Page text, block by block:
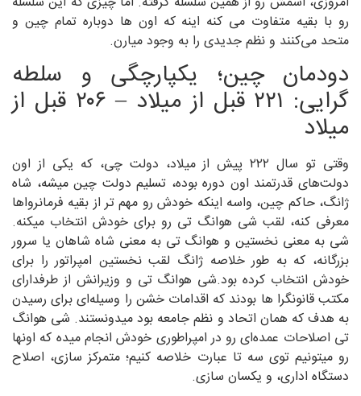
رو با بقیه متفاوت می کنه اینه که اون ها دوباره تمام چین و
متحد می‌کنند و نظم جدیدی را به وجود میارن.
دودمان چین؛ یکپارچگی و سلطه
گرایی: ۲۲۱ قبل از میلاد – ۲۰۶ قبل از
میلاد
وقتی تو سال ۲۲۲ پیش از میلاد، دولت چی، که یکی از اون
دولت‌های قدرتمند اون دوره بوده، تسلیم دولت چین میشه، شاه
ژانگ، حاکم چین، واسه اینکه خودش رو مهم تر از بقیه فرمانرواها
معرفی کنه، لقب شی هوانگ تی رو برای خودش انتخاب میکنه.
شی به معنی نخستین و هوانگ تی به معنی شاه شاهان یا سرور
بزرگانه، که به طور خلاصه ژانگ لقب نخستین امپراتور را برای
خودش انتخاب کرده بود.شی هوانگ تی و وزیرانش از طرفدارای
مکتب قانونگرا ها بودند که اقدامات خشن را وسیله‌ای برای رسیدن
به هدف که همان اتحاد و نظم جامعه بود میدونستند. شی هوانگ
تی اصلاحات عمده‌ای رو در امپراطوری خودش انجام میده که اونها
رو میتونیم توی سه تا عبارت خلاصه کنیم؛ متمرکز سازی، اصلاح
دستگاه اداری، و یکسان سازی.